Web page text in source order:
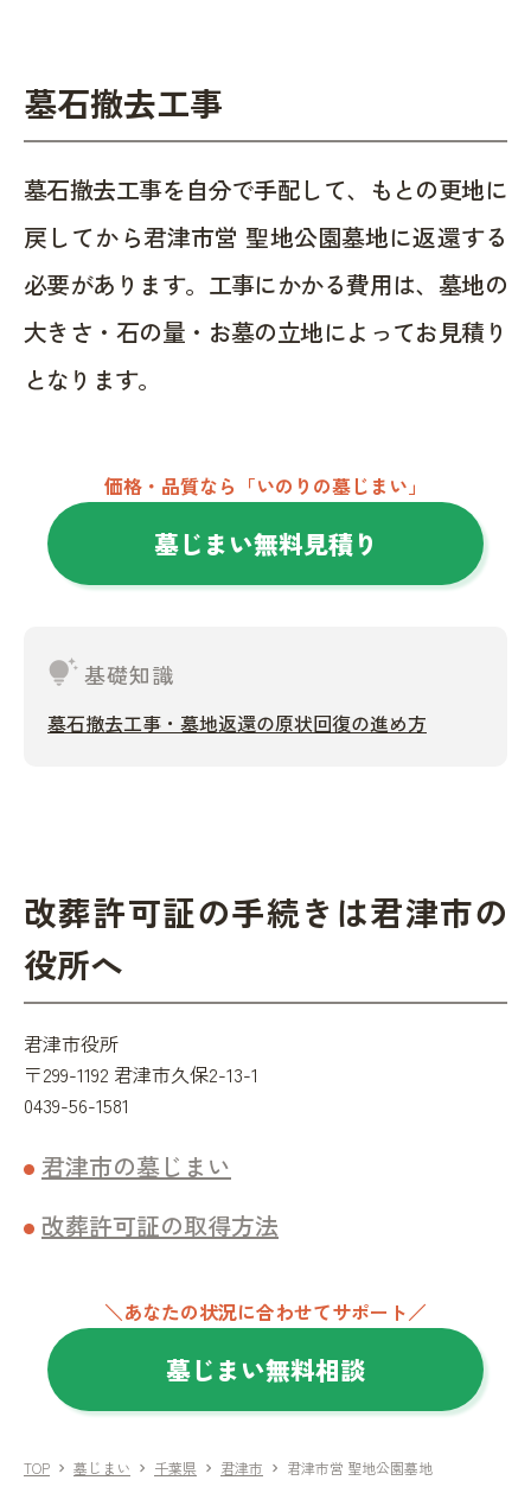
墓石撤去工事
墓石撤去工事を自分で手配して、もとの更地に
戻してから君津市営 聖地公園墓地に返還する
必要があります。工事にかかる費用は、墓地の
大きさ・石の量・お墓の立地によってお見積り
となります。
価格・品質なら「いのりの墓じまい」
墓じまい無料見積り
tips_and_updates基礎知識
墓石撤去工事・墓地返還の原状回復の進め方
改葬許可証の手続きは君津市の
役所へ
君津市役所
〒299-1192 君津市久保2-13-1
0439-56-1581
君津市の墓じまい
改葬許可証の取得方法
＼あなたの状況に合わせてサポート／
墓じまい無料相談
TOP chevron_right 墓じまい chevron_right 千葉県 chevron_right 君津市 chevron_right 君津市営 聖地公園墓地